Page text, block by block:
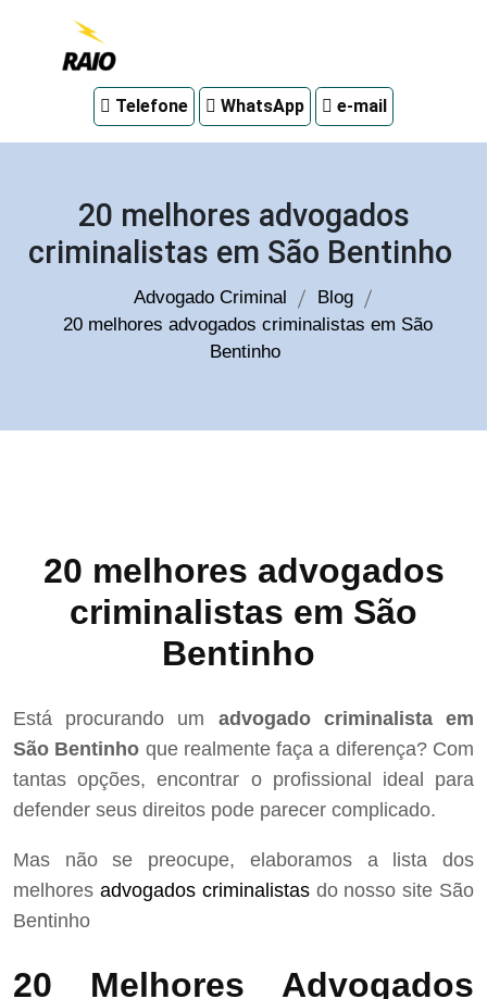
em
Telefone WhatsApp e-mail
20 melhores advogados
criminalistas em São Bentinho
Advogado Criminal
Blog
20 melhores advogados criminalistas em São
Bentinho
20 melhores advogados
criminalistas em São
Bentinho
Está procurando um advogado criminalista em
São Bentinho que realmente faça a diferença? Com
tantas opções, encontrar o profissional ideal para
defender seus direitos pode parecer complicado.
Mas não se preocupe, elaboramos a lista dos
melhores advogados criminalistasdo nosso site São
Bentinho
20 Melhores Advogados